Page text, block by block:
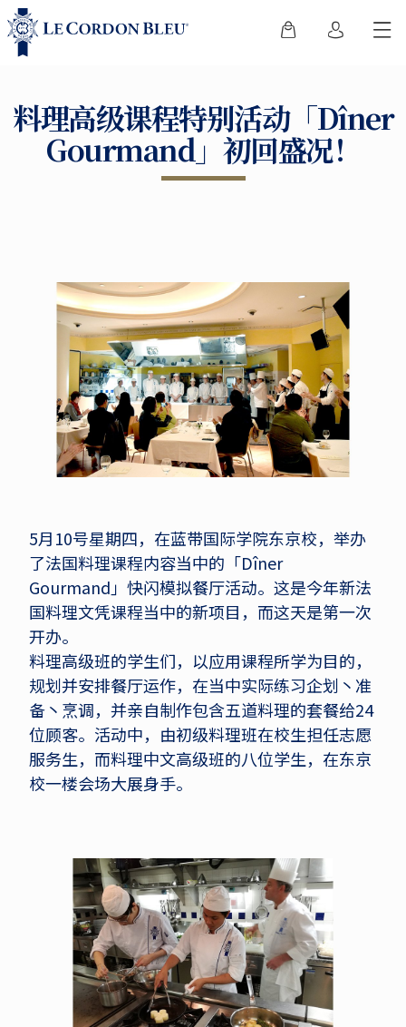
料理高级课程特别活动「Dîner
Gourmand」初回盛况！
5月10号星期四，在蓝带国际学院东京校，举办
了法国料理课程内容当中的「Dîner
Gourmand」快闪模拟餐厅活动。这是今年新法
国料理文凭课程当中的新项目，而这天是第一次
开办。
料理高级班的学生们，以应用课程所学为目的，
规划并安排餐厅运作，在当中实际练习企划丶准
备丶烹调，并亲自制作包含五道料理的套餐给24
位顾客。活动中，由初级料理班在校生担任志愿
服务生，而料理中文高级班的八位学生，在东京
校一楼会场大展身手。